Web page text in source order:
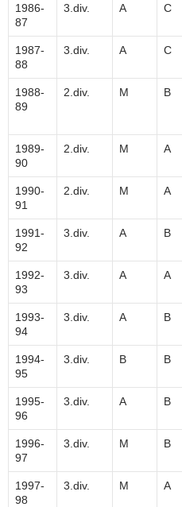
1986-
87
3.div. A C
1987-
88
3.div. A C
1988-
89
2.div. M B
1989-
90
2.div. M A
1990-
91
2.div. M A
1991-
92
3.div. A B
1992-
93
3.div. A A
1993-
94
3.div. A B
1994-
95
3.div. B B
1995-
96
3.div. A B
1996-
97
3.div. M B
1997-
98
3.div. M A